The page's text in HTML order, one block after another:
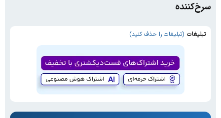
سرخ‌کننده
تبلیغات (تبلیغات را حذف کنید)